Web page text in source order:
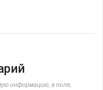
информацию, в поля,